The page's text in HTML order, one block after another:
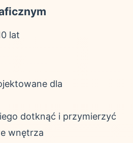
lat
dla
dotknąć i przymierzyć
wnętrza